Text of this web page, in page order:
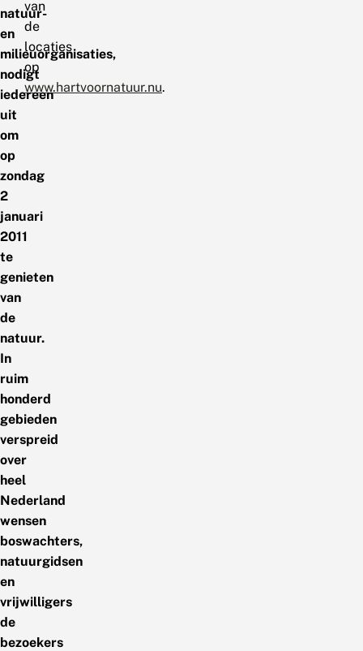
natuur-
en
milieuorganisaties,
nodigt
iedereen
uit
om
op
zondag
2
januari
2011
te
genieten
van
de
natuur.
In
ruim
honderd
gebieden
verspreid
over
heel
Nederland
wensen
boswachters,
natuurgidsen
en
vrijwilligers
de
bezoekers
van
de
locaties
op
www.hartvoornatuur.nu.